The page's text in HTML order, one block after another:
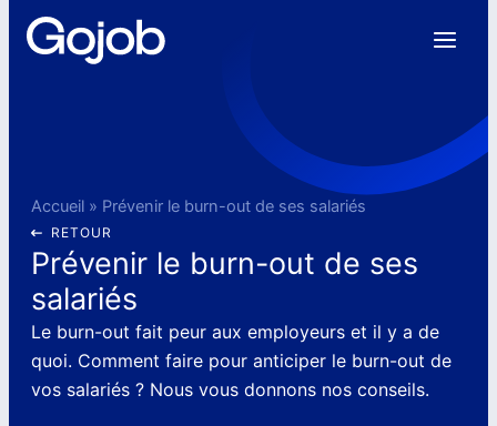
Accueil» Prévenir le burn-out de ses salariés
RETOUR
Prévenir le burn-out de ses
salariés
Le burn-out fait peur aux employeurs et il y a de
quoi. Comment faire pour anticiper le burn-out de
vos salariés ? Nous vous donnons nos conseils.